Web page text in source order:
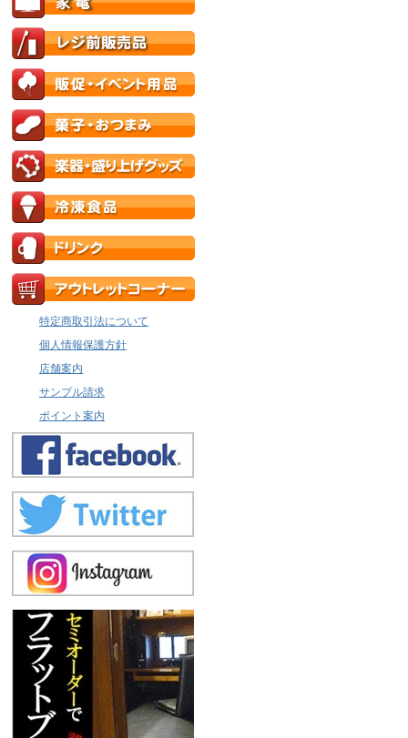
特定商取引法について
個人情報保護方針
店舗案内
サンプル請求
ポイント案内